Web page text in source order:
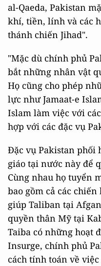
al-Qaeda, Pakistan
khí, tiền, lính và các
thánh chiến Jihad".
"Mặc dù chính phủ
bắt những nhân vật
Họ cũng cho phép
lực như Jamaat-e
Islam làm việc với
hợp với các đặc vụ
Đặc vụ Pakistan phối
giáo tại nước này để
Cùng nhau họ tuyển
bao gồm cả các
giúp Taliban tại
quyền thân Mỹ tại
Taiba có những hoạt
Insurge, chính phủ
cách tính toán về